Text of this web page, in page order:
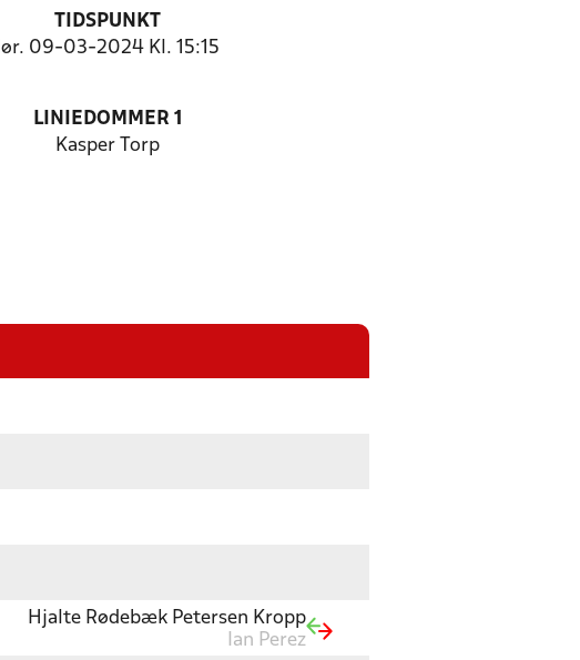
TIDSPUNKT
lør. 09-03-2024 Kl. 15:15
LINIEDOMMER 1
Kasper Torp
Hjalte Rødebæk Petersen Kropp
Ian Perez